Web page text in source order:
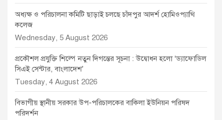
অধ্যক্ষ ও পরিচালনা কমিটি ছাড়াই চলছে চাঁদপুর আদর্শ হোমিওপ্যাথি
কলেজ
Wednesday, 5 August 2026
প্রকৌশল প্রযুক্তি শিল্পে নতুন দিগন্তের সূচনা : উদ্বোধন হলো ‘ড্যাফোডিল
সিএই সেন্টার, বাংলাদেশ’
Tuesday, 4 August 2026
বিভাগীয় স্থানীয় সরকার উপ-পরিচালকের বাকিলা ইউনিয়ন পরিষদ
পরিদর্শন